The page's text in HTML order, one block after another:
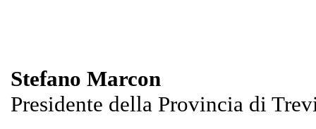
Stefano Marcon
Presidente della Provincia di